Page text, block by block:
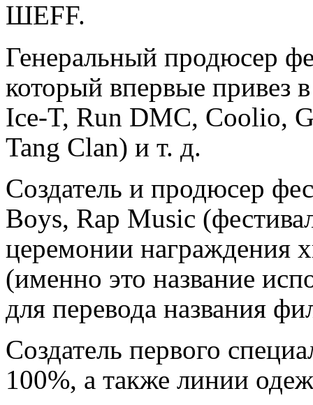
ШЕFF.
Генеральный продюсер
который впервые привез
Ice-T, Run DMC, Coolio,
Tang Clan) и т. д.
Создатель и продюсер
Boys, Rap Music
церемонии награждения
(именно это название
для перевода названия
Создатель первого
100%, а также линии